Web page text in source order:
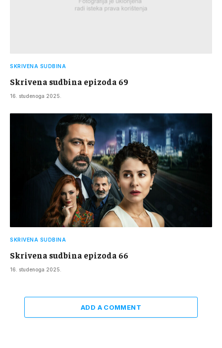
SKRIVENA SUDBINA
Skrivena sudbina epizoda 69
16. studenoga 2025.
SKRIVENA SUDBINA
Skrivena sudbina epizoda 66
16. studenoga 2025.
ADD A COMMENT